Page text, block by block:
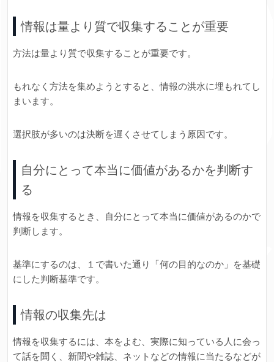
情報は量より質で収集することが重要
方法は量より質で収集することが重要です。
もれなく方法を集めようとすると、情報の洪水に埋もれてし
まいます。
選択肢が多いのは決断を遅くさせてしまう原因です。
自分にとって本当に価値があるかを判断す
る
情報を収集するとき、自分にとって本当に価値があるのかで
判断します。
基準にするのは、１で書いた通り「何の目的なのか」を基礎
にした判断基準です。
情報の収集先は
情報を収集するには、本をよむ、実際に知っている人に会っ
て話を聞く、新聞や雑誌、ネットなどの情報に当たるなどが